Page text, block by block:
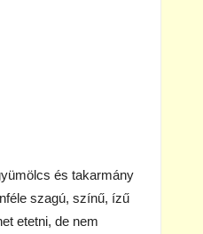
és takarmány
szagú, színű, ízű
etetni, de nem